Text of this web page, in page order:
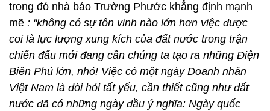
trong đó nhà báo Trường Phước khẳng định mạnh
mẽ : “không có sự tôn vinh nào lớn hơn việc được
coi là lực lượng xung kích của đất nước trong trận
chiến đấu mới đang cần chúng ta tạo ra những Điện
Biên Phủ lớn, nhỏ! Việc có một ngày Doanh nhân
Việt Nam là đòi hỏi tất yếu, cần thiết cũng như đất
nước đã có những ngày đầu ý nghĩa: Ngày quốc